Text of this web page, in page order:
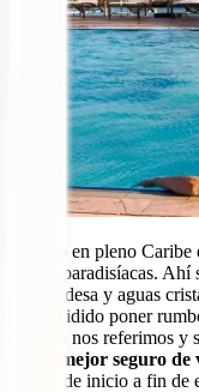
Situado en pleno
playas paradisíacas.
neerlandesa y aguas
has decidido poner
qué isla nos referimos y
mejor seguro
manos de inicio a fin de